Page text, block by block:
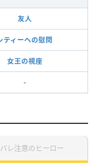
友人
ティーへの慰問
女王の視座
-
レ注意のヒーロー